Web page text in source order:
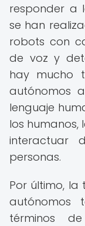
responder a
se han
robots con
de voz y
hay mucho
autónomos
lenguaje
los
interactuar
personas.
Por último,
autónomos
términos